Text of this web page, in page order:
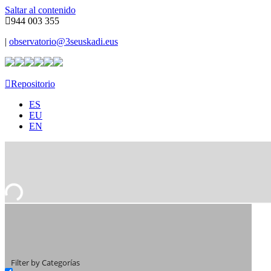
Saltar al contenido
944 003 355
| observatorio@3seuskadi.eus
Repositorio
ES
EU
EN
Filter by Categorías